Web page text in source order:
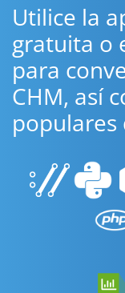
Utilice la
gratuita o
para
CHM, así